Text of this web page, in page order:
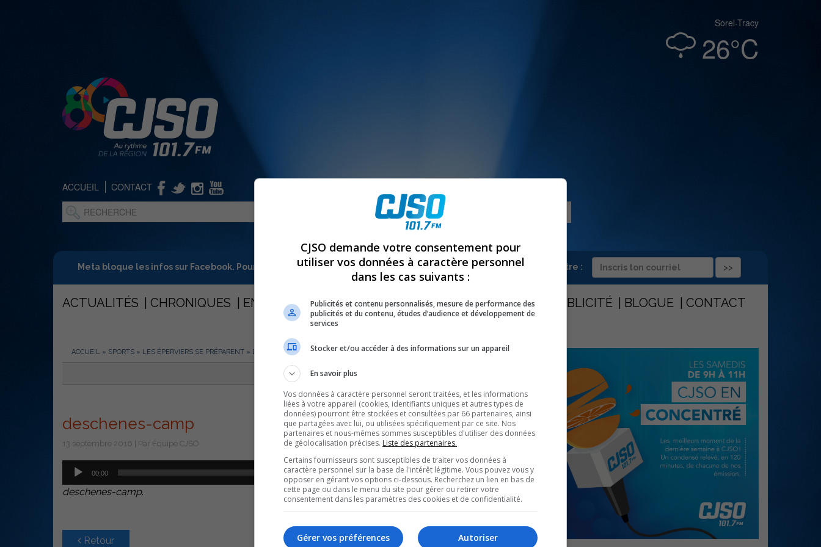
Sorel-Tracy
26°C
ACCUEIL CONTACT
Meta bloque les infos sur Facebook. Pour ne rien manquer à Sorel-Tracy et la région, abonne-toi à notre infolettre :
ACTUALITÉS CHRONIQUES ENTREVUES OPINION ÉMISSIONS CONCOURS PUBLICITÉ BLOGUE CONTACT
ACCUEIL » SPORTS » LES ÉPERVIERS SE PRÉPARENT » DESCHENES-CAMP
deschenes-camp
13 septembre 2016 | Par Équipe CJSO
Lecteur
audio
00:00 00:00
Utilisez
les
flèches
haut/bas
pour
augmenter
ou
deschenes-camp.
Retour
CJSO demande votre consentement pour
utiliser vos données à caractère personnel
dans les cas suivants :
Publicités et contenu personnalisés, mesure de performance des
publicités et du contenu, études d’audience et développement de
services
Stocker et/ou accéder à des informations sur un appareil
En savoir plus
Vos données à caractère personnel seront traitées, et les informations
liées à votre appareil (cookies, identifiants uniques et autres types de
données) pourront être stockées et consultées par 66 partenaires, ainsi
que partagées avec lui, ou utilisées spécifiquement par ce site. Nos
partenaires et nous-mêmes sommes susceptibles d'utiliser des données
de géolocalisation précises. Liste des partenaires.
Certains fournisseurs sont susceptibles de traiter vos données à
caractère personnel sur la base de l'intérêt légitime. Vous pouvez vous y
opposer en gérant vos options ci-dessous. Recherchez un lien en bas de
cette page ou dans le menu du site pour gérer ou retirer votre
consentement dans les paramètres des cookies et de confidentialité.
Autoriser
Gérer vos préférences